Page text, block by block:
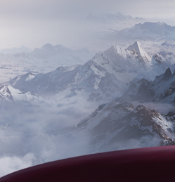
网易游戏
游戏爱好者
我的足迹： 镇魔曲手游
官方渠道
官方公众号
官方微博